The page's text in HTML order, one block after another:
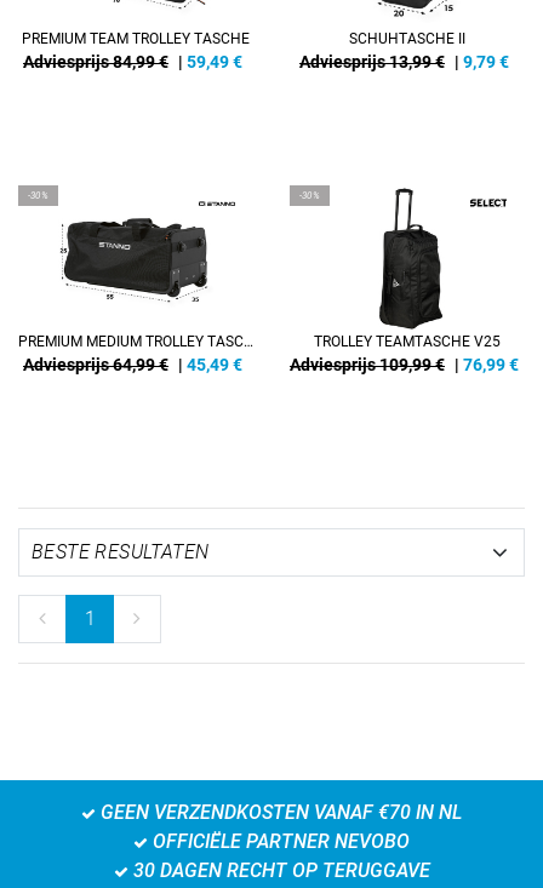
PREMIUM TEAM TROLLEY TASCHE
Adviesprijs 84,99 € | 59,49€
SCHUHTASCHE II
Adviesprijs 13,99 € | 9,79€
-30%
PREMIUM MEDIUM TROLLEY TASCHE
Adviesprijs 64,99 € | 45,49€
-30%
TROLLEY TEAMTASCHE V25
Adviesprijs 109,99 € | 76,99€
1
GEEN VERZENDKOSTEN VANAF €70 IN NL
OFFICIËLE PARTNER NEVOBO
30 DAGEN RECHT OP TERUGGAVE